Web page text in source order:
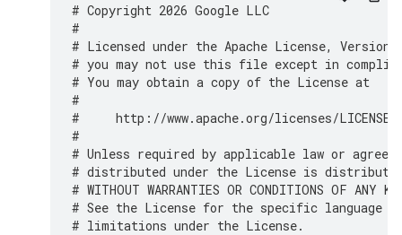
# Copyright 2026 Google LLC
#
# Licensed under the Apache License,
# you may not use this file except in
# You may obtain a copy of the License at
#
#     http://www.apache.org/licenses/LICENSE-
#
# Unless required by applicable law or
# distributed under the License is distributed
# WITHOUT WARRANTIES OR CONDITIONS OF
# See the License for the specific language
# limitations under the License.